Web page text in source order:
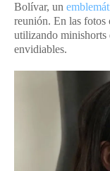
Bolívar, un
reunión. En las fotos
utilizando minishorts
envidiables.